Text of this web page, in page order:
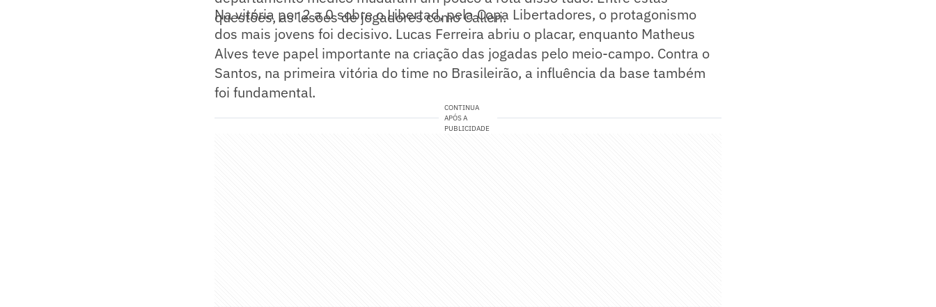
questões, as lesões de jogadores como Calleri.
Na vitória por 2 a 0 sobre o Libertad, pela Copa Libertadores, o protagonismo
dos mais jovens foi decisivo. Lucas Ferreira abriu o placar, enquanto Matheus
Alves teve papel importante na criação das jogadas pelo meio-campo. Contra o
Santos, na primeira vitória do time no Brasileirão, a influência da base também
foi fundamental.
CONTINUA
APÓS A
PUBLICIDADE